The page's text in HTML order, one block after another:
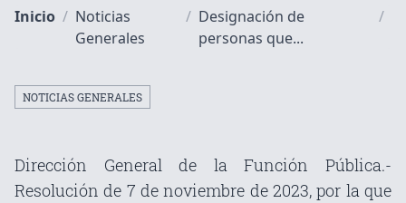
Inicio / Noticias
Generales
/ Designación de
personas que...
/
NOTICIAS GENERALES
Dirección General de la Función Pública.-
Resolución de 7 de noviembre de 2023, por la que